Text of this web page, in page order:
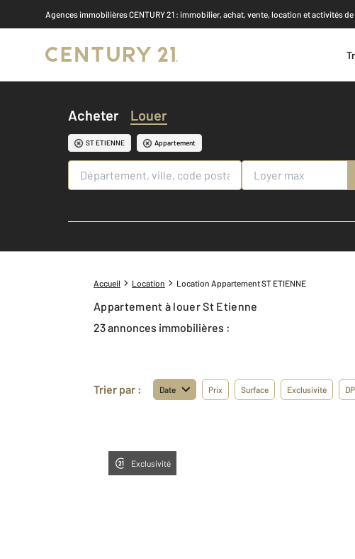
Agences immobilières CENTURY 21 : immobilier, achat, vente, location et activités
Acheter Louer
ST ETIENNE Appartement
Accueil Location Location Appartement ST ETIENNE
Appartement à louer St Etienne
23 annonces immobilières :
Trier par : Date Prix Surface Exclusivité
Exclusivité